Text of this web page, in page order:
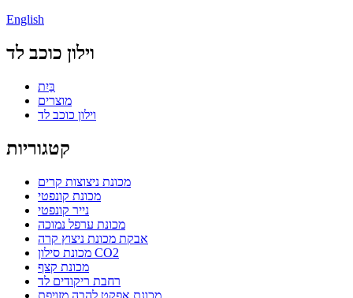
English
וילון כוכב לד
בַּיִת
מוצרים
וילון כוכב לד
קטגוריות
מכונת ניצוצות קרים
מכונת קונפטי
נייר קונפטי
מכונת ערפל נמוכה
אבקת מכונת ניצוץ קרה
מכונת סילון CO2
מכונת קצף
רחבת ריקודים לד
מכונת אפקט להבה מזויפת